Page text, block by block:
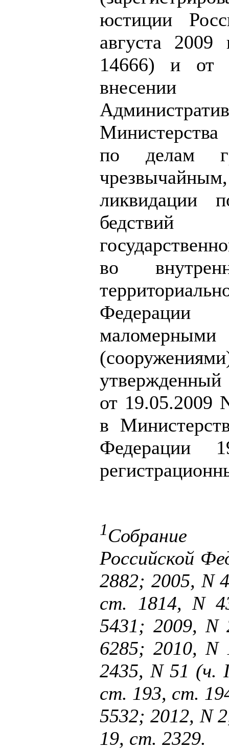
юстиции
августа 2009
14666) и от
по делам
ликвидации
во
от 19.05.2009
в
Федерации
1Собрание
Российской
2882; 2005, N
ст. 1814, N
5431; 2009,
6285; 2010,
2435, N 51 (ч.
ст. 193, ст.
5532; 2012, N
19, ст. 2329.